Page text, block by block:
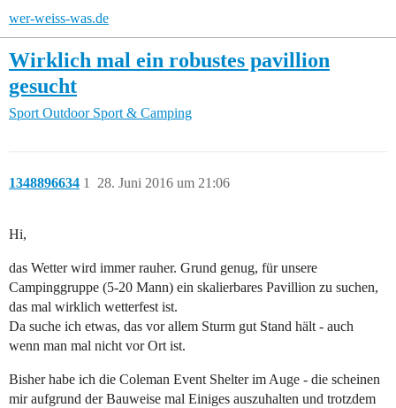
wer-weiss-was.de
Wirklich mal ein robustes pavillion
gesucht
Sport Outdoor Sport & Camping
1348896634 28. Juni 2016 um 21:06
1
Hi,
das Wetter wird immer rauher. Grund genug, für unsere
Campinggruppe (5-20 Mann) ein skalierbares Pavillion zu suchen,
das mal wirklich wetterfest ist.
Da suche ich etwas, das vor allem Sturm gut Stand hält - auch
wenn man mal nicht vor Ort ist.
Bisher habe ich die Coleman Event Shelter im Auge - die scheinen
mir aufgrund der Bauweise mal Einiges auszuhalten und trotzdem